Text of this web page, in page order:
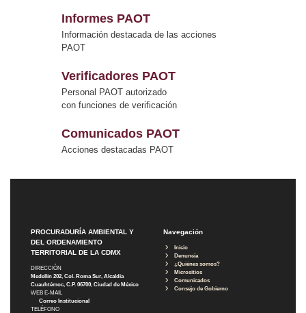
Informes PAOT
Información destacada de las acciones
PAOT
Verificadores PAOT
Personal PAOT autorizado
con funciones de verificación
Comunicados PAOT
Acciones destacadas PAOT
PROCURADURÍA AMBIENTAL Y
DEL ORDENAMIENTO
TERRITORIAL DE LA CDMX
DIRECCIÓN
Medellín 202, Col. Roma Sur, Alcaldía
Cuauhtémoc, C.P. 06700, Ciudad de México
WEB E-MAIL
Correo Institucional
TELÉFONO
Navegación
Inicio
Denuncia
¿Quiénes somos?
Micrositios
Comunicados
Consejo de Gobierno